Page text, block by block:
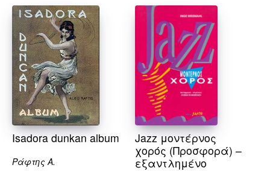
Isadora dunkan album
Ράφτης Α.
Jazz μοντέρνος
χορός (Προσφορά) –
εξαντλημένο